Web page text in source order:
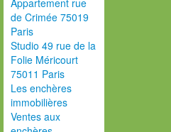
Appartement rue
de Crimée 75019
Paris
Studio 49 rue de la
Folie Méricourt
75011 Paris
Les enchères
immobilières
Ventes aux